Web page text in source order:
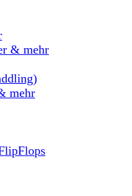
& mehr
mehr